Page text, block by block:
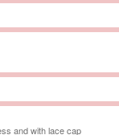
and with lace cap